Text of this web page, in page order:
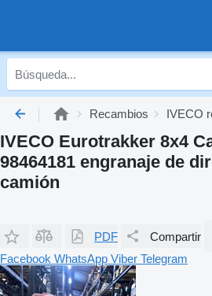
Recambios IVECO
IVECO Eurotrakker 8x4
98464181 engranaje de
camión
PDF Compartir
Facebook WhatsApp Viber Telegram